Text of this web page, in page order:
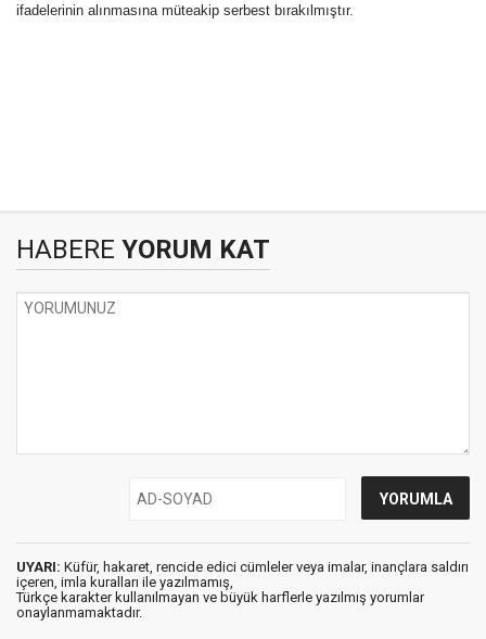
ifadelerinin alınmasına müteakip serbest bırakılmıştır.
HABERE YORUM KAT
UYARI: Küfür, hakaret, rencide edici cümleler veya imalar, inançlara saldırı
içeren, imla kuralları ile yazılmamış,
Türkçe karakter kullanılmayan ve büyük harflerle yazılmış yorumlar
onaylanmamaktadır.